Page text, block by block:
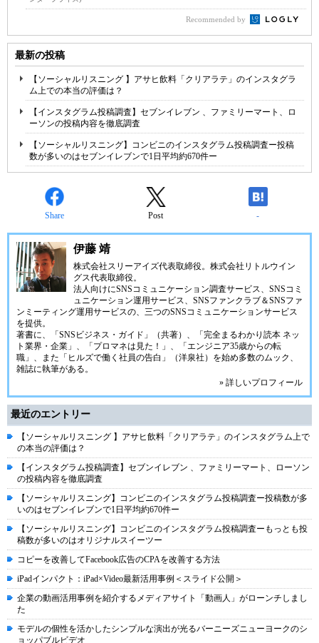
Recommended by
最新の投稿
【ソーシャルリスニング 】アサヒ飲料「クリアラテ」のインスタグラ
ム上での本当の評価は？
【インスタグラム投稿調査】セブンイレブン 、ファミリーマート、ロ
ーソンの投稿内容を徹底調査
【ソーシャルリスニング】コンビニのインスタグラム投稿調査ー投稿
数が多いのはセブンイレブンで1日平均約670件ー
Share Post -
伊藤 靖
株式会社スリーアイズ代表取締役。株式会社リトルウイン
グス代表取締役。
法人向けにSNSコミュニケーション調査サービス、SNSコミ
ュニケーション運用サービス、SNSファンクラブ＆SNSファ
ンミーティング運用サービスの、三つのSNSコミュニケーションサービス
を提供。
著書に、「SNSビジネス・ガイド」（共著）、「完全まるわかり読本 ネッ
ト業界・企業」、「プロマネは見た！」、「エンジニア35歳からの転
職」、また「ヒルズで働く社員の告白」（洋泉社）を始め多数のムック、
雑誌に執筆がある。
» 詳しいプロフィール
最近のエントリー
【ソーシャルリスニング 】アサヒ飲料「クリアラテ」のインスタグラム上で
の本当の評価は？
【インスタグラム投稿調査】セブンイレブン 、ファミリーマート、ローソン
の投稿内容を徹底調査
【ソーシャルリスニング】コンビニのインスタグラム投稿調査ー投稿数が多
いのはセブンイレブンで1日平均約670件ー
【ソーシャルリスニング】コンビニのインスタグラム投稿調査ーもっとも投
稿数が多いのはオリジナルスイーツー
コピーを改善してFacebook広告のCPAを改善する方法
iPadインパクト：iPad×Video最新活用事例＜スライド公開＞
企業の動画活用事例を紹介するメディアサイト「動画人」がローンチしまし
た
モデルの個性を活かしたシンプルな演出が光るバーニーズニューヨークのシ
ョッパブルビデオ